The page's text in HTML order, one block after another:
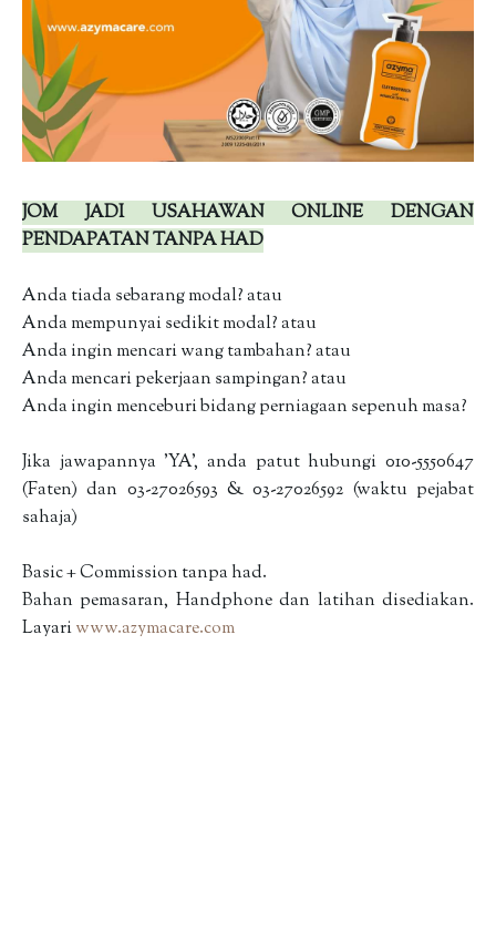
JOM JADI USAHAWAN ONLINE DENGAN
PENDAPATAN TANPA HAD
Anda tiada sebarang modal? atau
Anda mempunyai sedikit modal? atau
Anda ingin mencari wang tambahan? atau
Anda mencari pekerjaan sampingan? atau
Anda ingin menceburi bidang perniagaan sepenuh masa?
Jika jawapannya 'YA', anda patut hubungi 010-5550647
(Faten) dan 03-27026593 & 03-27026592 (waktu pejabat
sahaja)
Basic + Commission tanpa had.
Bahan pemasaran, Handphone dan latihan disediakan.
Layariwww.azymacare.com